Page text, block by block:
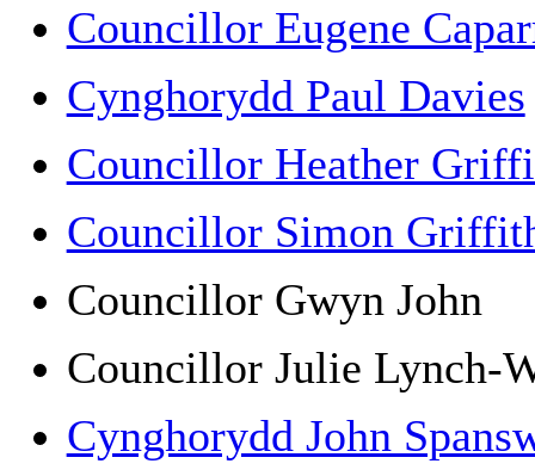
Councillor Eugene
Cynghorydd Paul Davies
Councillor Heather
Councillor Simon
Councillor Gwyn John
Councillor Julie
Cynghorydd John